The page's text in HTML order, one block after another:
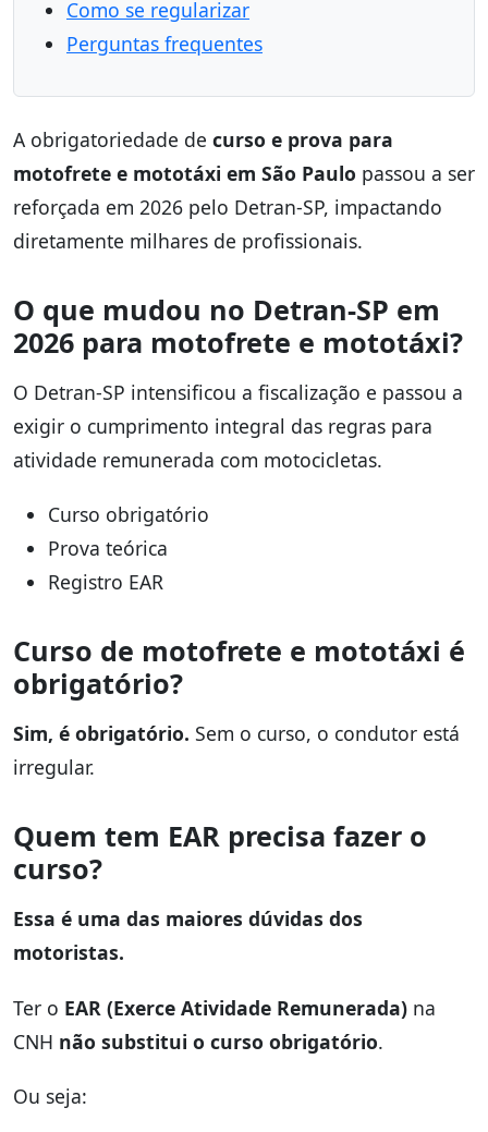
Como se regularizar
Perguntas frequentes
A obrigatoriedade de curso e prova para
motofrete e mototáxi em São Paulo passou a ser
reforçada em 2026 pelo Detran-SP, impactando
diretamente milhares de profissionais.
O que mudou no Detran-SP em
2026 para motofrete e mototáxi?
O Detran-SP intensificou a fiscalização e passou a
exigir o cumprimento integral das regras para
atividade remunerada com motocicletas.
Curso obrigatório
Prova teórica
Registro EAR
Curso de motofrete e mototáxi é
obrigatório?
Sim, é obrigatório. Sem o curso, o condutor está
irregular.
Quem tem EAR precisa fazer o
curso?
Essa é uma das maiores dúvidas dos
motoristas.
Ter o EAR (Exerce Atividade Remunerada) na
CNH não substitui o curso obrigatório.
Ou seja: